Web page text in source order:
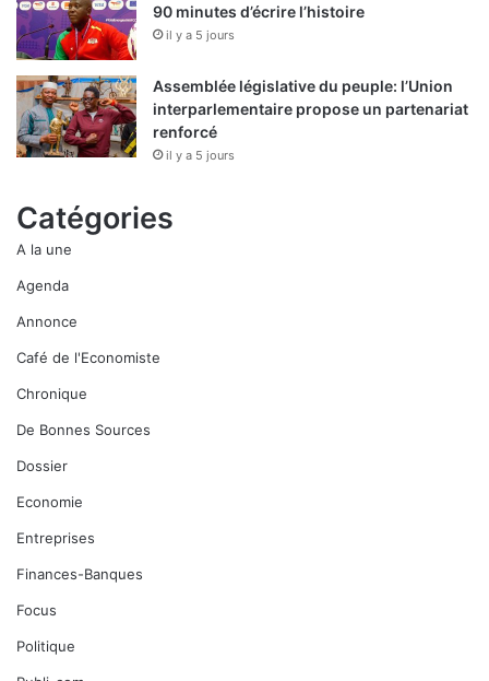
90 minutes d’écrire l’histoire
il y a 5 jours
Assemblée législative du peuple: l’Union
interparlementaire propose un partenariat
renforcé
il y a 5 jours
Catégories
A la une
Agenda
Annonce
Café de l'Economiste
Chronique
De Bonnes Sources
Dossier
Economie
Entreprises
Finances-Banques
Focus
Politique